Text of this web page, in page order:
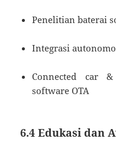
Penelitian baterai
Integrasi
Connected car
software OTA
6.4 Edukasi dan